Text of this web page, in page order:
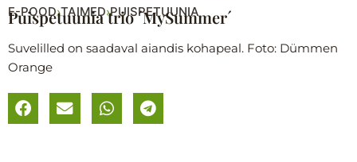
E-POOD›TAIMED›PUISPETUUNIA
Puispetuunia trio ´MySummer´
Suvelilled on saadaval aiandis kohapeal. Foto: Dümmen
Orange